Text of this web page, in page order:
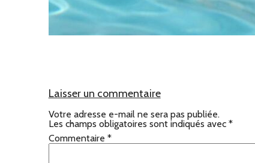
Laisser un commentaire
Votre adresse e-mail ne sera pas publiée.
Les champs obligatoires sont indiqués avec *
Commentaire *